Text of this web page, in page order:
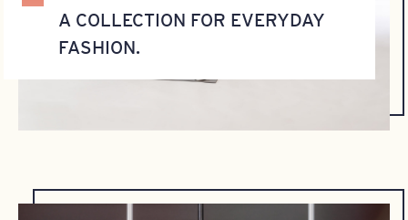
A COLLECTION FOR EVERYDAY
FASHION.